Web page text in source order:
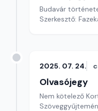
Budavár
Szerkesztő:
2025. 07. 24.
Olvasójegy
Nem kötelező